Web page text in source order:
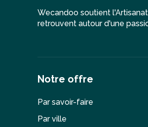
Wecandoo soutient
retrouvent autour d'une
Notre offre
Par savoir-faire
Par ville